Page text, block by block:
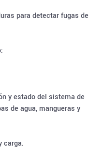
para detectar fugas de
y estado del sistema de
de agua, mangueras y
carga.